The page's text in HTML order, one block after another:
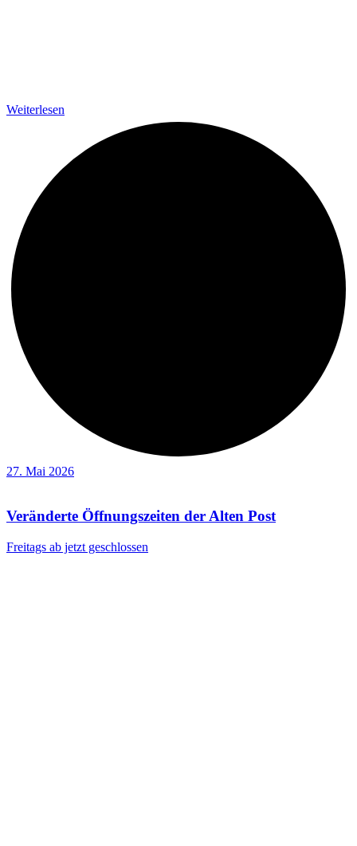
Weiterlesen
27. Mai 2026
Veränderte Öffnungszeiten der Alten Post
Freitags ab jetzt geschlossen